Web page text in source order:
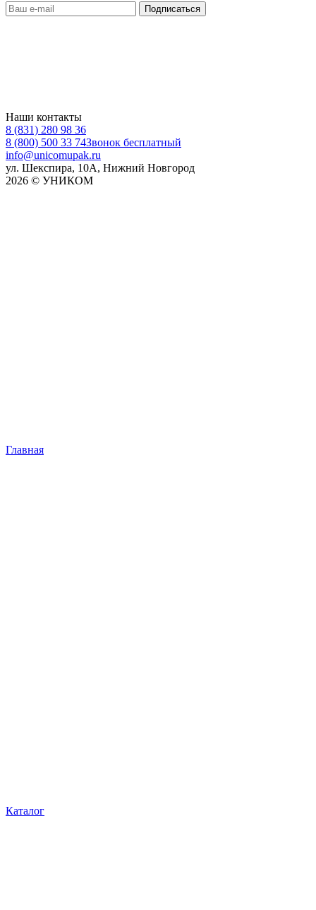
Наши контакты
8 (831) 280 98 36
8 (800) 500 33 74Звонок бесплатный
info@unicomupak.ru
ул. Шекспира, 10А, Нижний Новгород
2026 © УНИКОМ
Главная
Каталог